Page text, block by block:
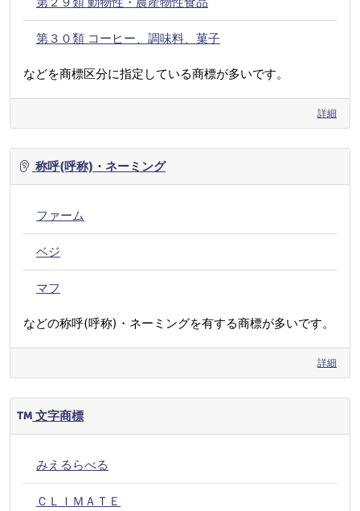
第３０類 コーヒー、調味料、菓子
などを商標区分に指定している商標が多いです。
詳細
称呼(呼称)・ネーミング
ファーム
ベジ
マフ
などの称呼(呼称)・ネーミングを有する商標が多いです。
詳細
文字商標
みえるらべる
ＣＬＩＭＡＴＥ